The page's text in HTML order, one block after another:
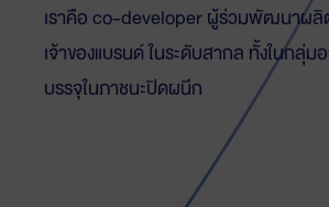
เราคือ co-developer ผู้ร่วมพัฒนาผ
เจ้าของแบรนด์ ในระดับสากล ทั้งในกลุ่
บรรจุในภาชนะปิดผนึก